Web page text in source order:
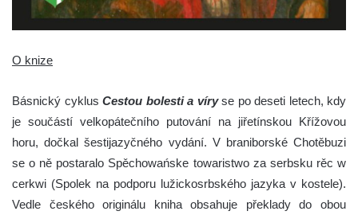
O knize
Básnický cyklus Cestou bolesti a víryse po deseti letech, kdy
je součástí velkopátečního putování na jiřetínskou Křížovou
horu, dočkal šestijazyčného vydání. V braniborské Chotěbuzi
se o ně postaralo Spěchowańske towaristwo za serbsku rěc w
cerkwi (Spolek na podporu lužickosrbského jazyka v kostele).
Vedle českého originálu kniha obsahuje překlady do obou